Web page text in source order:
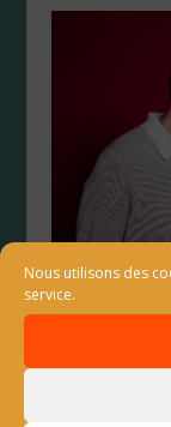
Nous utilisons des
service.
25